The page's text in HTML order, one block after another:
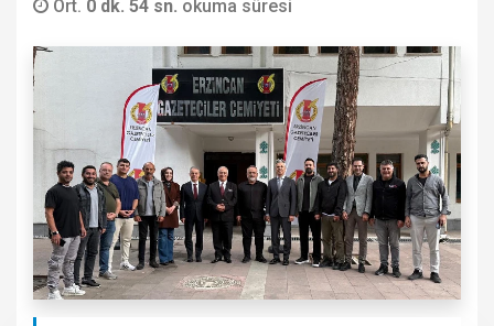
Ort. 0 dk. 54 sn. okuma süresi